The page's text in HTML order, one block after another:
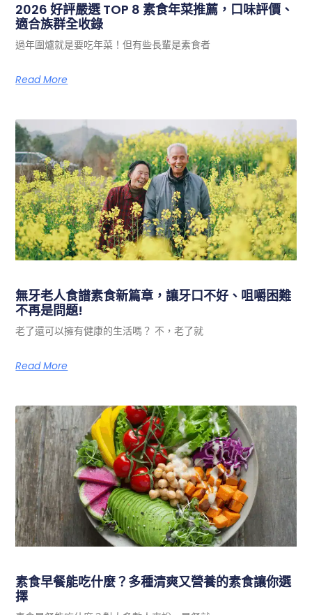
2026 好評嚴選 TOP 8 素食年菜推薦，口味評價、
適合族群全收錄
過年圍爐就是要吃年菜！但有些長輩是素食者
Read More
無牙老人食譜素食新篇章，讓牙口不好、咀嚼困難
不再是問題!
老了還可以擁有健康的生活嗎？ 不，老了就
Read More
素食早餐能吃什麼？多種清爽又營養的素食讓你選
擇